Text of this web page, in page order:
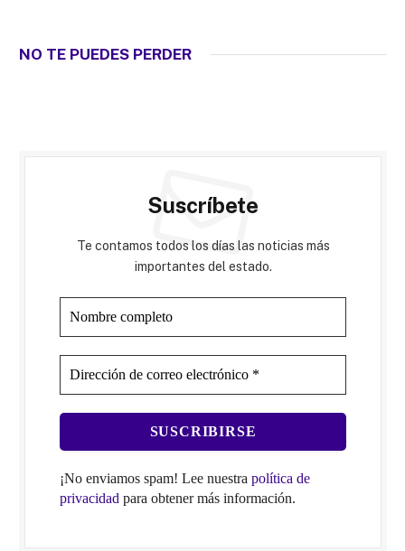
NO TE PUEDES PERDER
Suscríbete
Te contamos todos los días las noticias más
importantes del estado.
¡No enviamos spam! Lee nuestra política de
privacidad para obtener más información.